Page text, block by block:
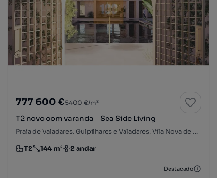
777 600 €5400 €/m²
T2 novo com varanda - Sea Side Living
Praia de Valadares, Gulpilhares e Valadares, Vila Nova de Gaia, Porto
Tipologia
T2
Preço por metro quadrado
144 m²
Andar 2 andar
Destacado